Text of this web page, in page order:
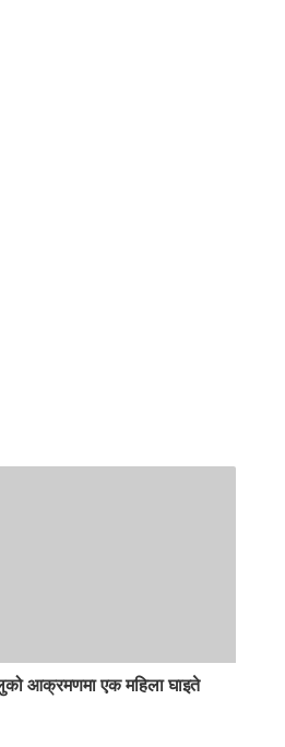
आक्रमणमा एक महिला घाइते